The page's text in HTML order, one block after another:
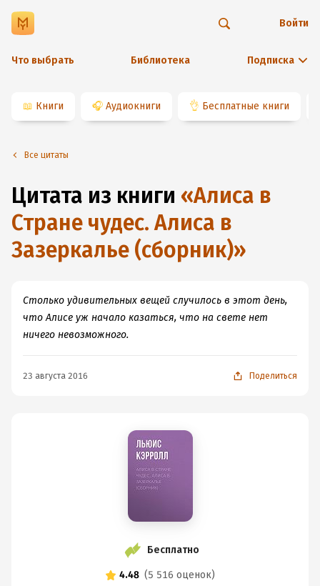
Что выбрать Библиотека Подписка
Войти
📖 Книги 🎧 Аудиокниги 👌 Бесплатные книги
Все цитаты
Цитата из книги «Алиса в
Стране чудес. Алиса в
Зазеркалье (сборник)»
Столько удивительных вещей случилось в этот день,
что Алисе уж начало казаться, что на свете нет
ничего невозможного.
23 августа 2016 Поделиться
Бесплатно
4.48 (5 516 оценок)